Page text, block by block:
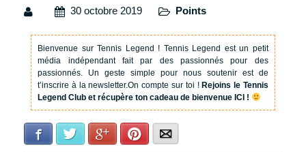
30 octobre 2019 Points
Bienvenue sur Tennis Legend ! Tennis Legend est un petit
média indépendant fait par des passionnés pour des
passionnés. Un geste simple pour nous soutenir est de
t’inscrire à la newsletter.On compte sur toi !Rejoins le Tennis
Legend Club et récupère ton cadeau de bienvenue ICI !
Facebook Twitter Google+Pinterest